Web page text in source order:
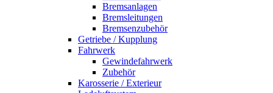
Bremsanlagen
Bremsleitungen
Bremsenzubehör
Getriebe / Kupplung
Fahrwerk
Gewindefahrwerk
Zubehör
Karosserie / Exterieur